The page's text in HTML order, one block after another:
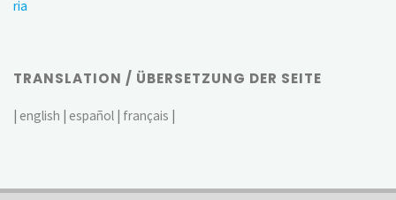
TRANSLATION / ÜBERSETZUNG DER SEITE
| english | español | français |